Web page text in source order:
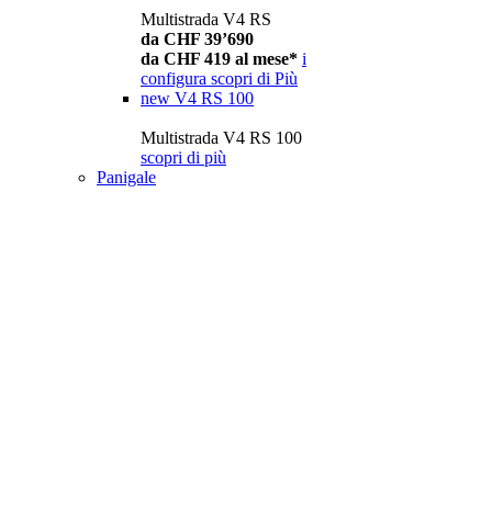
Multistrada V4 RS
da CHF 39’690
da CHF 419 al mese* i
configura scopri di Più
new V4 RS 100
Multistrada V4 RS 100
scopri di più
Panigale